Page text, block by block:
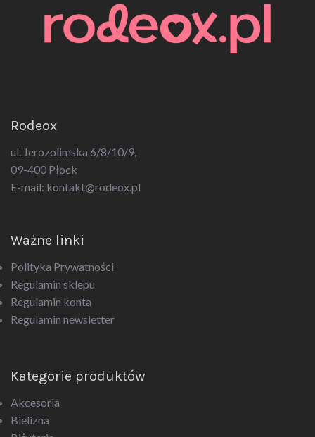
Rodeox
ul. Jerozolimska 6/8/10/9,
09-400 Płock
E-mail: kontakt@rodeox.pl
Ważne linki
Polityka Prywatności
Regulamin sklepu
Regulamin konta
Regulamin newsletter
Kategorie produktów
Akcesoria
Bielizna
Biżuteria